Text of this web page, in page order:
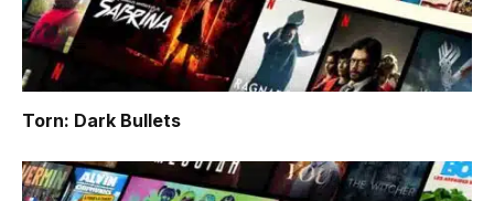
Torn: Dark Bullets